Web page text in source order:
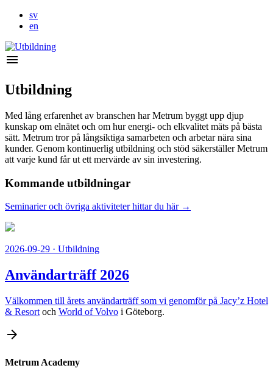
sv
en
menu
Utbildning
Med lång erfarenhet av branschen har Metrum byggt upp djup
kunskap om elnätet och om hur energi- och elkvalitet mäts på bästa
sätt. Metrum tror på långsiktiga samarbeten och arbetar nära sina
kunder. Genom kontinuerlig utbildning och stöd säkerställer Metrum
att varje kund får ut ett mervärde av sin investering.
Kommande utbildningar
Seminarier och övriga aktiviteter hittar du här →
2026-09-29 · Utbildning
Användarträff 2026
Välkommen till årets användarträff som vi genomför på Jacy’z Hotel
& Resort och World of Volvo i Göteborg.
arrow_forward
Metrum Academy